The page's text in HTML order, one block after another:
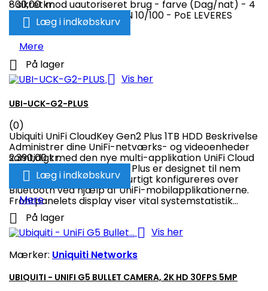
- sikret mod uautoriseret brug - farve (Dag/nat) - 4
MP - 2688 x 1512 - 2K - LAN 10/100 - PoE LEVERES
OGSÅ I SORT
800,00 kr.
 Læg i indkøbskurv
Mere
 På lager
 Vis her
UBI-UCK-G2-PLUS
(0)
Ubiquiti UniFi CloudKey Gen2 Plus 1TB HDD Beskrivelse
Administrer dine UniFi-netværks- og videoenheder
samtidigt med den nye multi-applikation UniFi Cloud
Key G2 Plus. Cloud Key G2 Plus er designet til nem
implementering og kan hurtigt konfigureres over
Bluetooth ved hjælp af UniFi-mobilapplikationerne.
Frontpanelets display viser vital systemstatistik...
2.390,00 kr.
 Læg i indkøbskurv
Mere
 På lager
 Vis her
Mærker: Uniquiti Networks
UBIQUITI - UNIFI G5 BULLET CAMERA, 2K HD 30FPS 5MP